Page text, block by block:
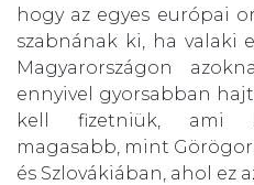
hogy az egyes európai
szabnának ki, ha valaki
Magyarországon
ennyivel gyorsabban
kell fizetniük, ami
magasabb, mint
és Szlovákiában, ahol ez